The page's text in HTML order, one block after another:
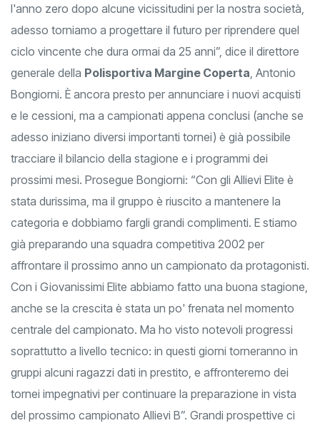
l'anno zero dopo alcune vicissitudini per la nostra società,
adesso torniamo a progettare il futuro per riprendere quel
ciclo vincente che dura ormai da 25 anni”, dice il direttore
generale della Polisportiva Margine Coperta , Antonio
Bongiorni. È ancora presto per annunciare i nuovi acquisti
e le cessioni, ma a campionati appena conclusi (anche se
adesso iniziano diversi importanti tornei) è già possibile
tracciare il bilancio della stagione e i programmi dei
prossimi mesi. Prosegue Bongiorni: “Con gli Allievi Elite è
stata durissima, ma il gruppo è riuscito a mantenere la
categoria e dobbiamo fargli grandi complimenti. E stiamo
già preparando una squadra competitiva 2002 per
affrontare il prossimo anno un campionato da protagonisti.
Con i Giovanissimi Elite abbiamo fatto una buona stagione,
anche se la crescita è stata un po' frenata nel momento
centrale del campionato. Ma ho visto notevoli progressi
soprattutto a livello tecnico: in questi giorni torneranno in
gruppi alcuni ragazzi dati in prestito, e affronteremo dei
tornei impegnativi per continuare la preparazione in vista
del prossimo campionato Allievi B”. Grandi prospettive ci